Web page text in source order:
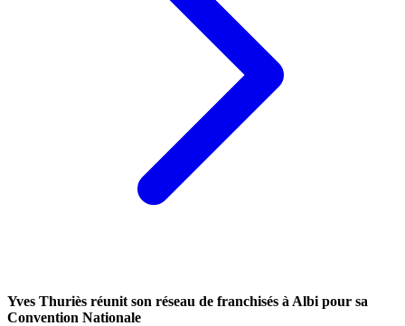
Yves Thuriès réunit son réseau de franchisés à Albi pour sa
Convention Nationale